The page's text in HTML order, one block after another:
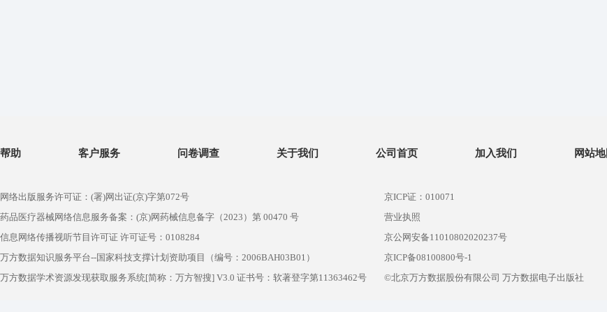
帮助 客户服务 问卷调查 关于我们 公司首页 加入我们 网站地
网络出版服务许可证：(署)网出证(京)字第072号
药品医疗器械网络信息服务备案：(京)网药械信息备字（2023）第 00470 号
信息网络传播视听节目许可证 许可证号：0108284
万方数据知识服务平台--国家科技支撑计划资助项目（编号：2006BAH03B01）
万方数据学术资源发现获取服务系统[简称：万方智搜] V3.0 证书号：软著登字第11363462号
京ICP证：010071
营业执照
京公网安备11010802020237号
京ICP备08100800号-1
©北京万方数据股份有限公司 万方数据电子出版社